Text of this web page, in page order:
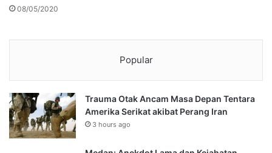
08/05/2020
Popular
Trauma Otak Ancam Masa Depan Tentara
Amerika Serikat akibat Perang Iran
3 hours ago